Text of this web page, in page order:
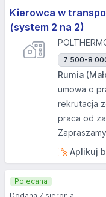
Kierowca w
(system 2 na 2)
7 500-8
Rumia
umowa o
rekrutacja
praca od
Aplikuj
Polecana